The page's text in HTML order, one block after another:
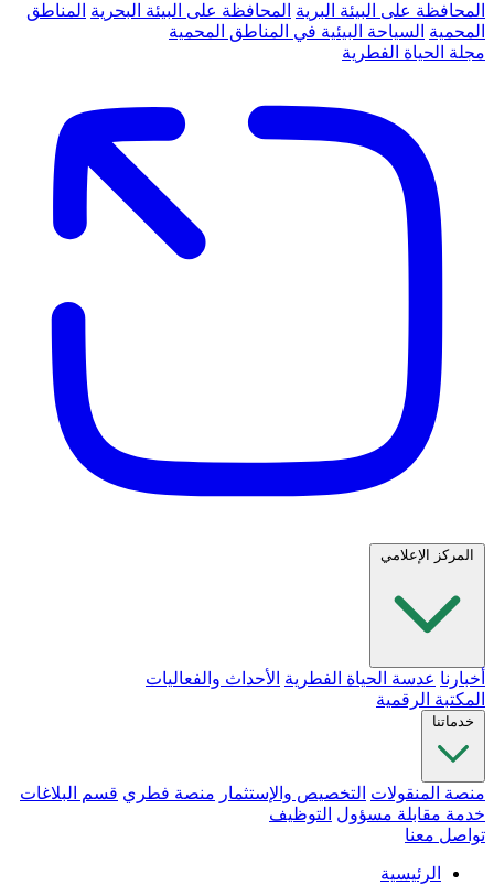
المحافظة على البيئة البرية المحافظة على البيئة البحرية المناطق
المحمية السياحة البيئية في المناطق المحمية
مجلة الحياة الفطرية
المركز الإعلامي
أخبارنا عدسة الحياة الفطرية الأحداث والفعاليات
المكتبة الرقمية
خدماتنا
منصة المنقولات التخصيص والإستثمار منصة فطري قسم البلاغات
خدمة مقابلة مسؤول التوظيف
تواصل معنا
الرئيسية